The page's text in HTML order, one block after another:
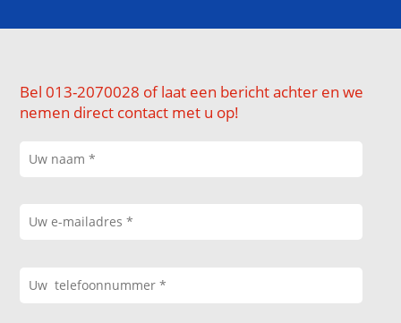
Bel 013-2070028 of laat een bericht achter en we
nemen direct contact met u op!